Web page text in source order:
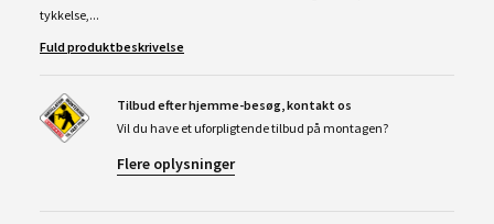
tykkelse,...
Fuld produktbeskrivelse
Tilbud efter hjemme-besøg, kontakt os
Vil du have et uforpligtende tilbud på montagen?
Flere oplysninger